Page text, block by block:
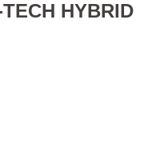
HYBRID